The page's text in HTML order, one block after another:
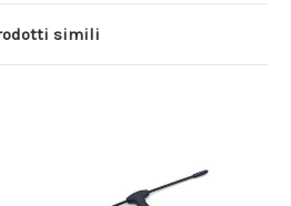
simili